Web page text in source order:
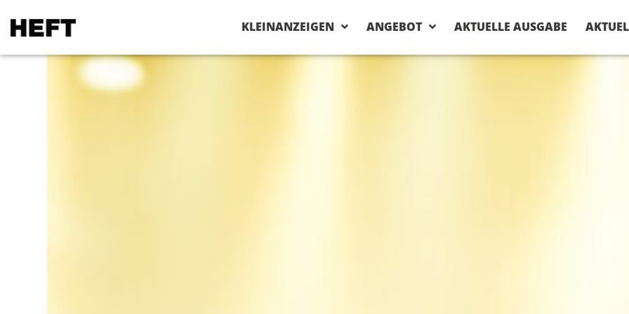
KLEINANZEIGEN ANGEBOT AKTUELLE AUSGABE